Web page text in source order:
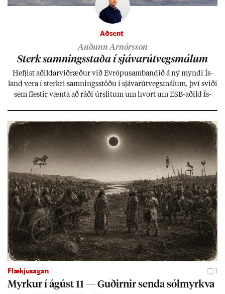
Aðsent
Auðunn Arnórsson
Sterk samn­ings­staða í sjáv­ar­út­vegs­mál­um
Hefj­ist að­ild­ar­við­ræð­ur við Evr­ópu­sam­band­ið á ný myndi Ís­
land vera í sterkri samn­ings­stöðu í sjáv­ar­út­vegs­mál­um, því sviði
sem flest­ir vænta að ráði úr­slit­um um hvort um ESB-að­ild Ís­
kerfi, en sveigj­an­leiki til lausna er um­tals­verð­ur.
Flækjusagan 1
Myrk­ur í ág­úst 11 — Guð­irn­ir senda sól­myrkva